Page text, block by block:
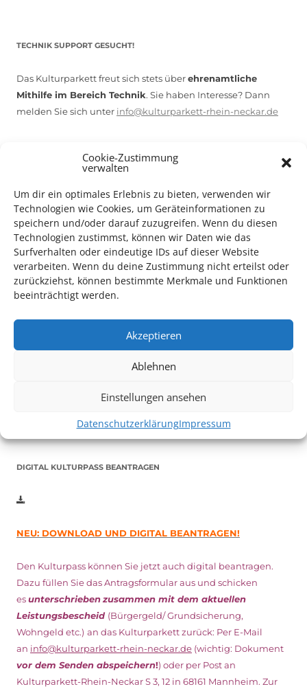
Cookie-Zustimmung
verwalten
Um dir ein optimales Erlebnis zu bieten, verwenden wir
Technologien wie Cookies, um Geräteinformationen zu
speichern und/oder darauf zuzugreifen. Wenn du diesen
Technologien zustimmst, können wir Daten wie das
Surfverhalten oder eindeutige IDs auf dieser Website
verarbeiten. Wenn du deine Zustimmung nicht erteilst oder
zurückziehst, können bestimmte Merkmale und Funktionen
beeinträchtigt werden.
Akzeptieren
Ablehnen
Einstellungen ansehen
DatenschutzerklärungImpressum
TECHNIK SUPPORT GESUCHT!
Das Kulturparkett freut sich stets überehrenamtliche
Mithilfe im Bereich Technik. Sie haben Interesse? Dann
melden Sie sich unter info@kulturparkett-rhein-neckar.de
*KULTURTIPP SOMMERPAUSE: FESTIVAL DES DEUTSCHEN FILMS*
Auch dieses Jahr findet wieder dasFestival des deutschen
Filmsin Ludwigshafen statt.
Vom 19. August bist zum 9. September
Minuten vor Beginn des Films und solange der Vorrat reicht!
Weitere Details zum Festival finden Sie
DIGITAL KULTURPASS BEANTRAGEN
NEU: DOWNLOAD UND DIGITAL BEANTRAGEN!
Den Kulturpass können Sie jetzt auch digital beantragen.
Dazu füllen Sie das Antragsformular aus und schicken
esunterschriebenzusammen mit dem aktuellen
Leistungsbescheid (Bürgergeld/ Grundsicherung,
Wohngeld etc.) an das Kulturparkett zurück: Per E-Mail
an info@kulturparkett-rhein-neckar.de (wichtig: Dokument
vor dem Senden abspeichern!) oder per Post an
Kulturparkett-Rhein-Neckar S 3, 12 in 68161 Mannheim. Zur